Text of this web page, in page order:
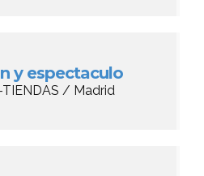
y espectaculo
TIENDAS / Madrid